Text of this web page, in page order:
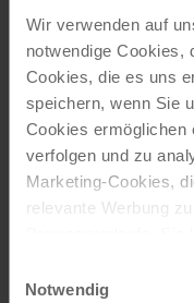
Wir verwenden auf
notwendige Cookies,
Cookies, die es uns
speichern, wenn Sie
Cookies ermöglichen
verfolgen und zu
Marketing-Cookies,
relevante Werbung
entscheiden, nur
Notwendig
Zur Webseite